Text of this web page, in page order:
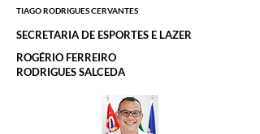
TIAGO RODRIGUES CERVANTES
SECRETARIA DE ESPORTES E LAZER
ROGÉRIO FERREIRO
RODRIGUES SALCEDA